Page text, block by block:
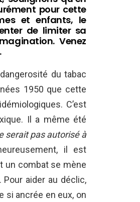
pour cette
et enfants, le
de limiter sa
Venez
du tabac
1950 que cette
C’est
Il a même été
serait pas autorisé à
il est
un combat se mène
aider au déclic,
si ancrée en eux, on